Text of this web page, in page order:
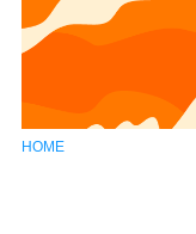
HOME